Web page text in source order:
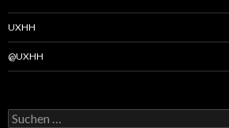
UXHH
@UXHH
Suchen